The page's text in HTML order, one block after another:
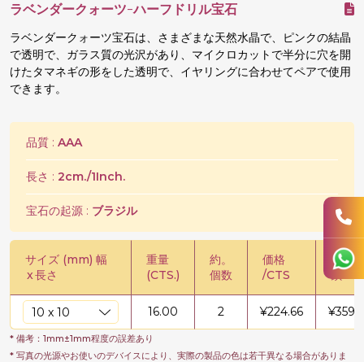
ラベンダークォーツ-ハーフドリル宝石
ラベンダークォーツ宝石は、さまざまな天然水晶で、ピンクの結晶
で透明で、ガラス質の光沢があり、マイクロカットで半分に穴を開
けたタマネギの形をした透明で、イヤリングに合わせてペアで使用
できます。
品質 : AAA
長さ : 2cm./1Inch.
宝石の起源 : ブラジル
サイズ (mm) 幅
x長さ
重量
(CTS.)
約。
個数
価格
/CTS
価格 /
鎖
16.00 2 ¥224.66 ¥
* 備考：1mm±1mm程度の誤差あり
* 写真の光源やお使いのデバイスにより、実際の製品の色は若干異なる場合がありま